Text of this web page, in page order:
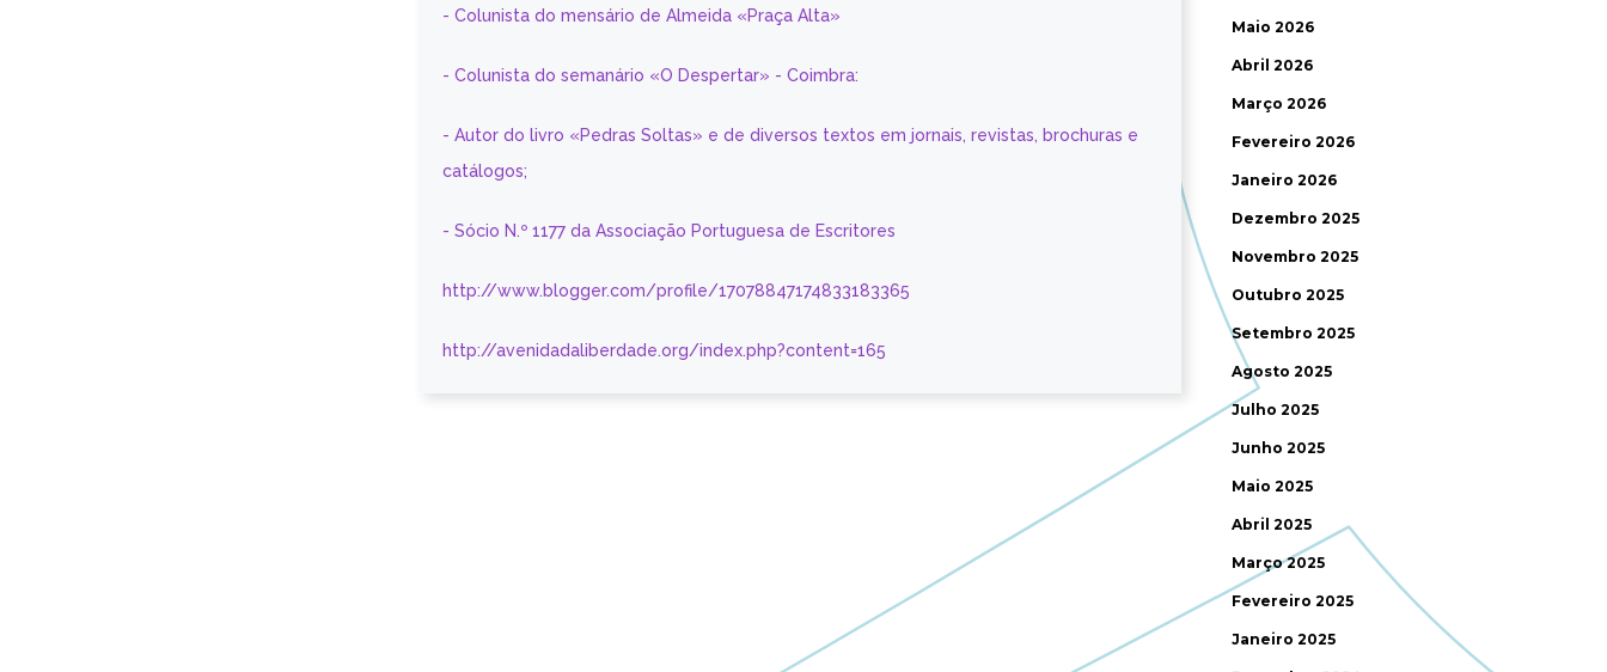
- Colunista do mensário de Almeida «Praça Alta»
- Colunista do semanário «O Despertar» - Coimbra:
- Autor do livro «Pedras Soltas» e de diversos textos em jornais, revistas, brochuras e
catálogos;
- Sócio N.º 1177 da Associação Portuguesa de Escritores
http://www.blogger.com/profile/17078847174833183365
http://avenidadaliberdade.org/index.php?content=165
Maio 2026
Abril 2026
Março 2026
Fevereiro 2026
Janeiro 2026
Dezembro 2025
Novembro 2025
Outubro 2025
Setembro 2025
Agosto 2025
Julho 2025
Junho 2025
Maio 2025
Abril 2025
Março 2025
Fevereiro 2025
Janeiro 2025